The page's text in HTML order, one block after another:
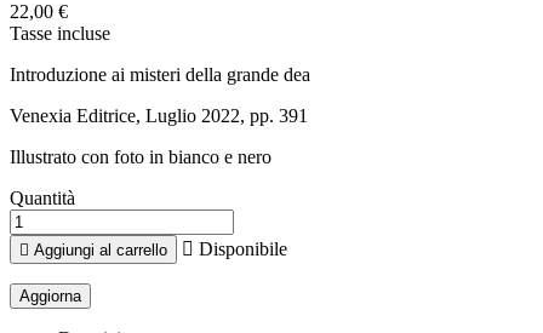
22,00 €
Tasse incluse
Introduzione ai misteri della grande dea
Venexia Editrice, Luglio 2022, pp. 391
Illustrato con foto in bianco e nero
Quantità
 Aggiungi al carrello  Disponibile